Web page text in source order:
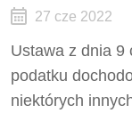
27 cze 2022
Ustawa z dnia 9
podatku
niektórych